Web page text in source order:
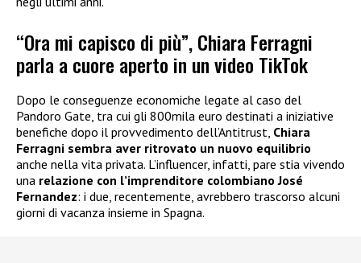
“Ora mi capisco di più”, Chiara Ferragni
parla a cuore aperto in un video TikTok
Dopo le conseguenze economiche legate al caso del
Pandoro Gate, tra cui gli 800mila euro destinati a iniziative
benefiche dopo il provvedimento dell’Antitrust, Chiara
Ferragni sembra aver ritrovato un nuovo equilibrio
anche nella vita privata. L’influencer, infatti, pare stia vivendo
una relazione con l’imprenditore colombiano José
Fernandez: i due, recentemente, avrebbero trascorso alcuni
giorni di vacanza insieme in Spagna.